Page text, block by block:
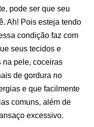
pode ser que seu
Ah! Pois esteja tendo
condição faz com
seus tecidos e
na pele, coceiras
de gordura no
e que facilmente
comuns, além de
excessivo.